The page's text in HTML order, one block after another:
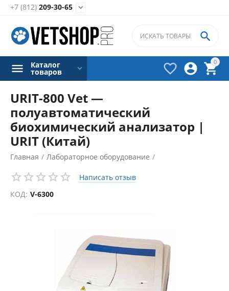
+7 (812) 209-30-65 
0




Каталог
товаров
URIT-800 Vet —
полуавтоматический
биохимический анализатор |
URIT (Китай)
Главная / Лабораторное оборудование /
Биохимические анализаторы
/
Написать отзыв
КОД: V-6300